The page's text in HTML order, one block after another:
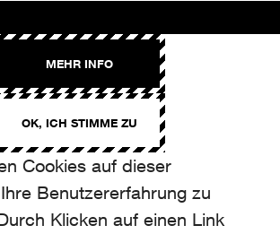
Cookies auf dieser
Benutzererfahrung zu
Klicken auf einen Link
OK, ICH STIMME ZU
MEHR INFO
170c
29